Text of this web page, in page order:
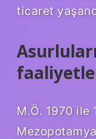
ticaret
M.Ö. 1970 ile